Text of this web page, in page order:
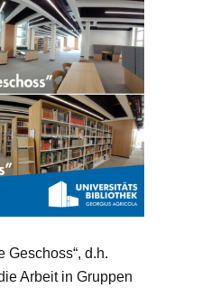
Geschoss“, d.h.
Arbeit in Gruppen